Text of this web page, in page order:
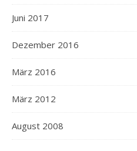
Juni 2017
Dezember 2016
März 2016
März 2012
August 2008